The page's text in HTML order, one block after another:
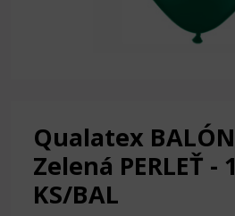
Qualatex BALÓN
Zelená PERLEŤ -
KS/BAL